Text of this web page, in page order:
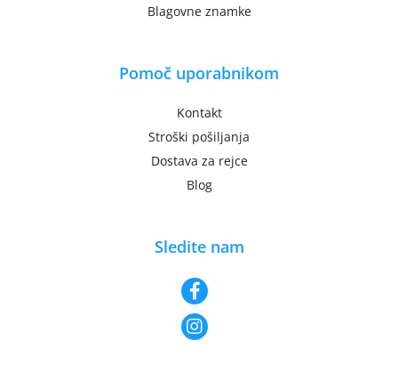
Blagovne znamke
Pomoč uporabnikom
Kontakt
Stroški pošiljanja
Dostava za rejce
Blog
Sledite nam